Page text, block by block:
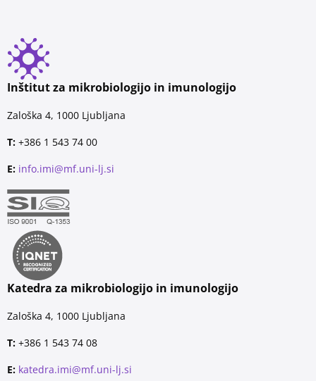
Inštitut za mikrobiologijo in imunologijo
Zaloška 4, 1000 Ljubljana
T: +386 1 543 74 00
E: info.imi@mf.uni-lj.si
Katedra za mikrobiologijo in imunologijo
Zaloška 4, 1000 Ljubljana
T: +386 1 543 74 08
E: katedra.imi@mf.uni-lj.si